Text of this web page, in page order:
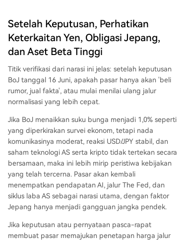
Setelah Keputusan, Perhatikan
Keterkaitan Yen, Obligasi Jepang,
dan Aset Beta Tinggi
Titik verifikasi dari narasi ini jelas: setelah keputusan
BoJ tanggal 16 Juni, apakah pasar hanya akan 'beli
rumor, jual fakta', atau mulai menilai ulang jalur
normalisasi yang lebih cepat.
Jika BoJ menaikkan suku bunga menjadi 1,0% seperti
yang diperkirakan survei ekonom, tetapi nada
komunikasinya moderat, reaksi USD/JPY stabil, dan
saham teknologi AS serta kripto tidak tertekan secara
bersamaan, maka ini lebih mirip peristiwa kebijakan
yang telah tercerna. Pasar akan kembali
menempatkan pendapatan AI, jalur The Fed, dan
siklus laba AS sebagai narasi utama, dengan faktor
Jepang hanya menjadi gangguan jangka pendek.
Jika keputusan atau pernyataan pasca-rapat
membuat pasar memajukan penetapan harga jalur